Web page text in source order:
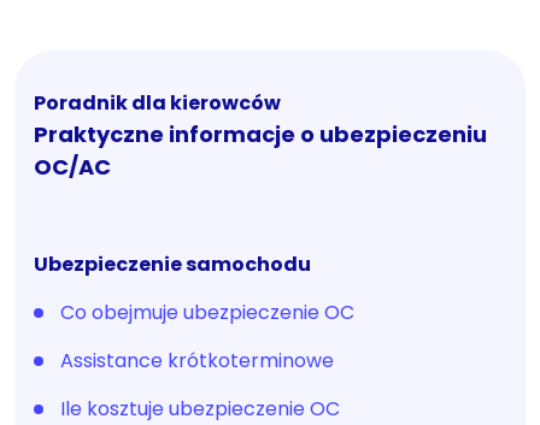
Poradnik dla kierowców
Praktyczne informacje o ubezpieczeniu
OC/AC
Ubezpieczenie samochodu
Co obejmuje ubezpieczenie OC
Assistance krótkoterminowe
Ile kosztuje ubezpieczenie OC